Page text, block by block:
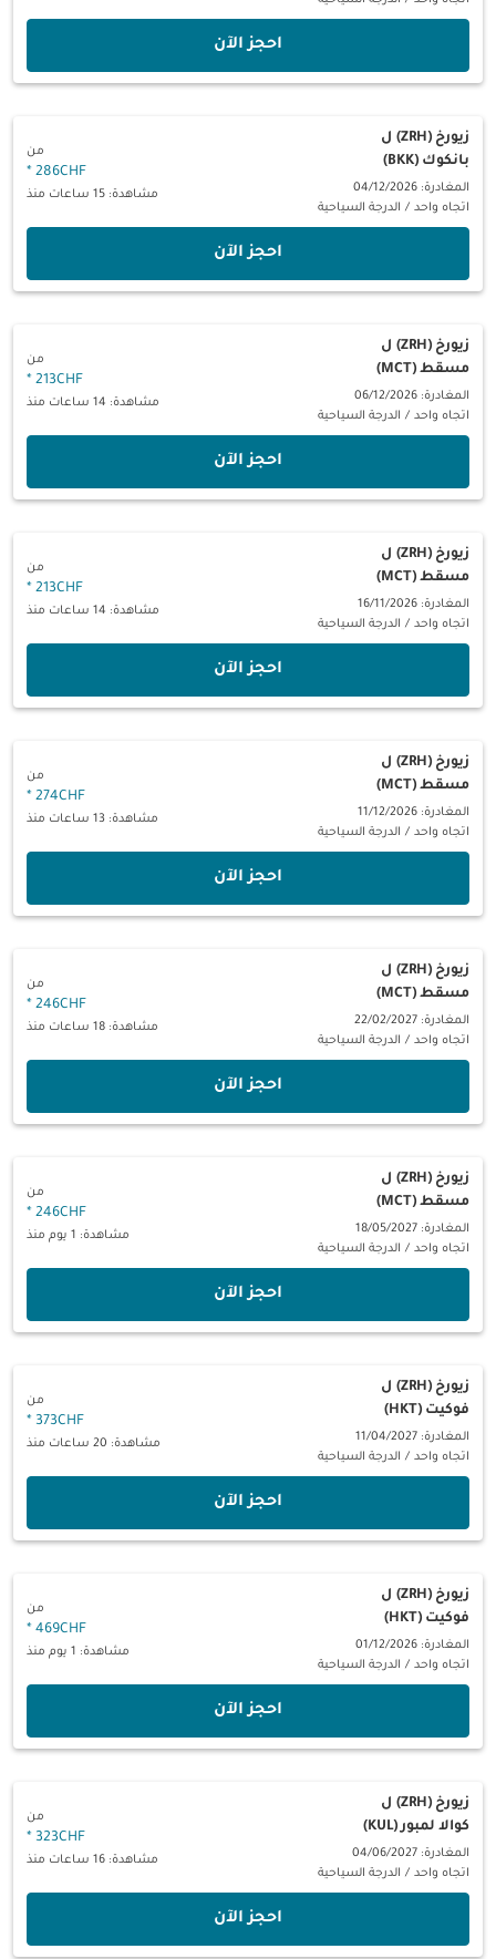
‫احجز الآن‬
زيورخ (ZRH)
ل
بانكوك (BKK)
المغادرة: 04/12/2026
اتجاه واحد / الدرجة السياحية
من
286CHF
*
مشاهدة: 15 ساعات منذ
‫احجز الآن‬
زيورخ (ZRH)
ل
مسقط (MCT)
المغادرة: 06/12/2026
اتجاه واحد / الدرجة السياحية
من
213CHF
*
مشاهدة: 14 ساعات منذ
‫احجز الآن‬
زيورخ (ZRH)
ل
مسقط (MCT)
المغادرة: 16/11/2026
اتجاه واحد / الدرجة السياحية
من
213CHF
*
مشاهدة: 14 ساعات منذ
‫احجز الآن‬
زيورخ (ZRH)
ل
مسقط (MCT)
المغادرة: 11/12/2026
اتجاه واحد / الدرجة السياحية
من
274CHF
*
مشاهدة: 13 ساعات منذ
‫احجز الآن‬
زيورخ (ZRH)
ل
مسقط (MCT)
المغادرة: 22/02/2027
اتجاه واحد / الدرجة السياحية
من
246CHF
*
مشاهدة: 18 ساعات منذ
‫احجز الآن‬
زيورخ (ZRH)
ل
مسقط (MCT)
المغادرة: 18/05/2027
اتجاه واحد / الدرجة السياحية
من
246CHF
*
مشاهدة: 1 يوم منذ
‫احجز الآن‬
زيورخ (ZRH)
ل
فوكيت (HKT)
المغادرة: 11/04/2027
اتجاه واحد / الدرجة السياحية
من
373CHF
*
مشاهدة: 20 ساعات منذ
‫احجز الآن‬
زيورخ (ZRH)
ل
فوكيت (HKT)
المغادرة: 01/12/2026
اتجاه واحد / الدرجة السياحية
من
469CHF
*
مشاهدة: 1 يوم منذ
‫احجز الآن‬
زيورخ (ZRH)
ل
كوالا لمبور (KUL)
المغادرة: 04/06/2027
اتجاه واحد / الدرجة السياحية
من
323CHF
*
مشاهدة: 16 ساعات منذ
‫احجز الآن‬